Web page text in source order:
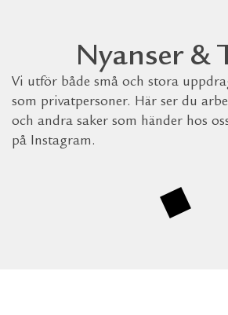
Nyanser &
Vi utför både små och stora
som privatpersoner. Här ser du
och andra saker som händer hos
på Instagram.